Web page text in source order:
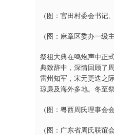
（图：官田村委会书记
（图：麻章区委办一级
祭祖大典在鸣炮声中正
典致辞中，深情回顾了
雷州知军，宋元更迭之
琼廉及海外多地。冬至
（图：粤西周氏理事会
（图：广东省周氏联谊